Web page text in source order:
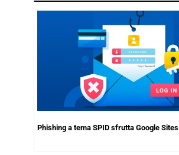
Phishing a tema SPID sfrutta Google Sites